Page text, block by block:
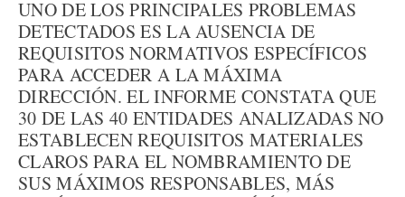
UNO DE LOS PRINCIPALES PROBLEMAS
DETECTADOS ES LA AUSENCIA DE
REQUISITOS NORMATIVOS ESPECÍFICOS
PARA ACCEDER A LA MÁXIMA
DIRECCIÓN. EL INFORME CONSTATA QUE
30 DE LAS 40 ENTIDADES ANALIZADAS NO
ESTABLECEN REQUISITOS MATERIALES
CLAROS PARA EL NOMBRAMIENTO DE
SUS MÁXIMOS RESPONSABLES, MÁS